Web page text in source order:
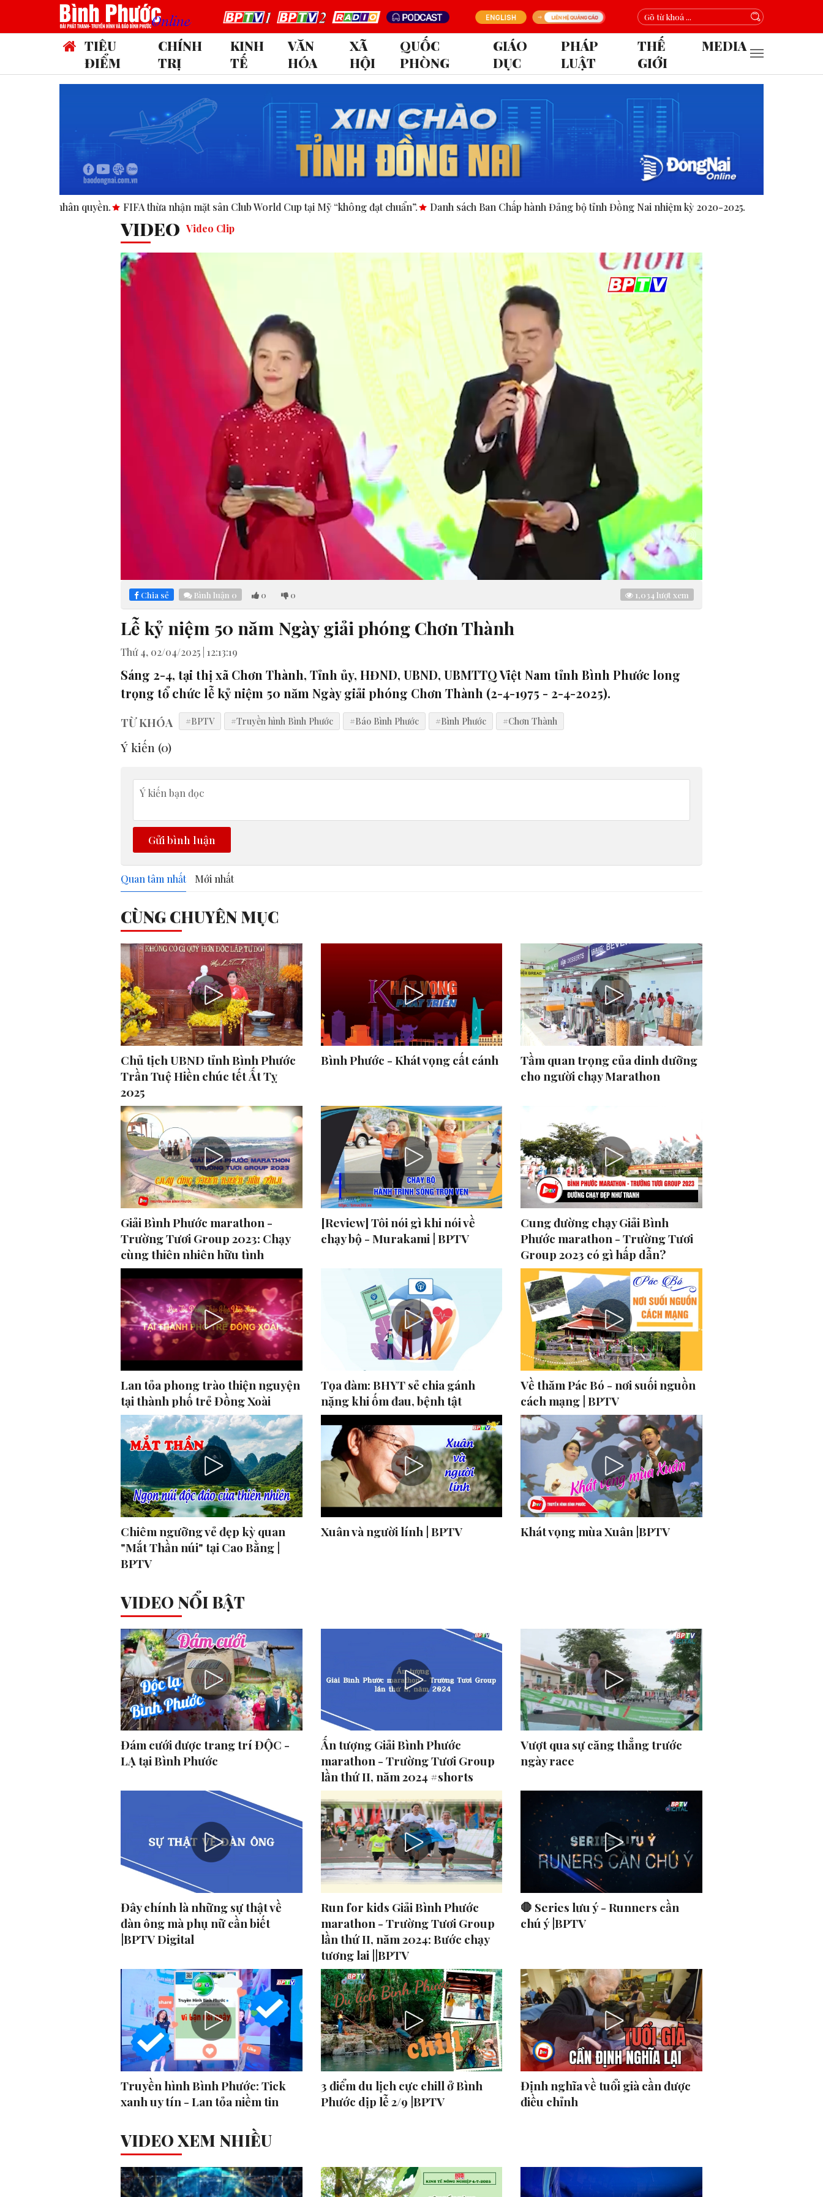
TIÊU
ĐIỂM
CHÍNH
TRỊ
KINH
TẾ
VĂN
HÓA
XÃ
HỘI
QUỐC
PHÒNG
GIÁO
DỤC
PHÁP
LUẬT
THẾ
GIỚI
MEDIA
FIFA thừa nhận mặt sân Club World Cup tại Mỹ “không đạt chuẩn”. Danh sách Ban Chấp hành Đảng bộ tỉnh Đồng Nai nhiệm kỳ 2020-2025.
VIDEO Video Clip
Loaded
1.19%
Chia sẻ Bình luận 0 0 0 1,034 lượt xem
Lễ kỷ niệm 50 năm Ngày giải phóng Chơn Thành
Thứ 4, 02/04/2025 | 12:13:19
Sáng 2-4, tại thị xã Chơn Thành, Tỉnh ủy, HĐND, UBND, UBMTTQ Việt Nam tỉnh Bình Phước long
trọng tổ chức lễ kỷ niệm 50 năm Ngày giải phóng Chơn Thành (2-4-1975 - 2-4-2025).
TỪ KHÓA #BPTV #Truyền hình Bình Phước #Báo Bình Phước #Bình Phước #Chơn Thành
Ý kiến (0)
Gửi bình luận
Quan tâm nhất Mới nhất
CÙNG CHUYÊN MỤC
Chủ tịch UBND tỉnh Bình Phước
Trần Tuệ Hiền chúc tết Ất Tỵ
2025
Bình Phước - Khát vọng cất cánh
Tầm quan trọng của dinh dưỡng
cho người chạy Marathon
Giải Bình Phước marathon -
Trường Tươi Group 2023: Chạy
cùng thiên nhiên hữu tình
[Review] Tôi nói gì khi nói về
chạy bộ - Murakami | BPTV
Cung đường chạy Giải Bình
Phước marathon - Trường Tươi
Group 2023 có gì hấp dẫn?
Lan tỏa phong trào thiện nguyện
tại thành phố trẻ Đồng Xoài
Tọa đàm: BHYT sẻ chia gánh
nặng khi ốm đau, bệnh tật
Về thăm Pác Bó - nơi suối nguồn
cách mạng | BPTV
Chiêm ngưỡng vẻ đẹp kỳ quan
"Mắt Thần núi" tại Cao Bằng |
BPTV
Xuân và người lính | BPTV Khát vọng mùa Xuân |BPTV
VIDEO NỔI BẬT
Đám cưới được trang trí ĐỘC -
LẠ tại Bình Phước
Ấn tượng Giải Bình Phước
marathon - Trường Tươi Group
lần thứ II, năm 2024 #shorts
Vượt qua sự căng thẳng trước
ngày race
Đây chính là những sự thật về
đàn ông mà phụ nữ cần biết
|BPTV Digital
Run for kids Giải Bình Phước
marathon - Trường Tươi Group
lần thứ II, năm 2024: Bước chạy
tương lai ||BPTV
🛑 Series lưu ý - Runners cần
chú ý |BPTV
Truyền hình Bình Phước: Tick
xanh uy tín - Lan tỏa niềm tin
3 điểm du lịch cực chill ở Bình
Phước dịp lễ 2/9 |BPTV
Định nghĩa về tuổi già cần được
điều chỉnh
VIDEO XEM NHIỀU